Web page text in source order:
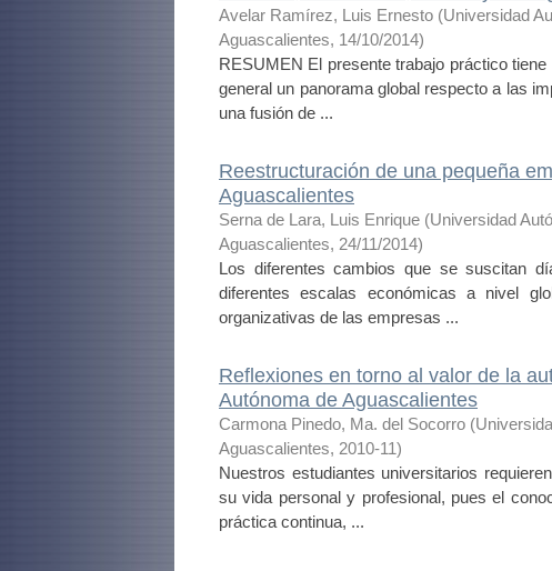
Avelar Ramírez, Luis Ernesto (Universidad
Aguascalientes, 14/10/2014)
RESUMEN El presente trabajo práctico
general un panorama global respecto a las
una fusión de ...
Reestructuración de una pequeña
Aguascalientes
Serna de Lara, Luis Enrique (Universidad
Aguascalientes, 24/11/2014)
Los diferentes cambios que se suscitan
diferentes escalas económicas a nivel
organizativas de las empresas ...
Reflexiones en torno al valor de la
Autónoma de Aguascalientes
Carmona Pinedo, Ma. del Socorro (
Aguascalientes, 2010-11)
Nuestros estudiantes universitarios
su vida personal y profesional, pues el
práctica continua, ...